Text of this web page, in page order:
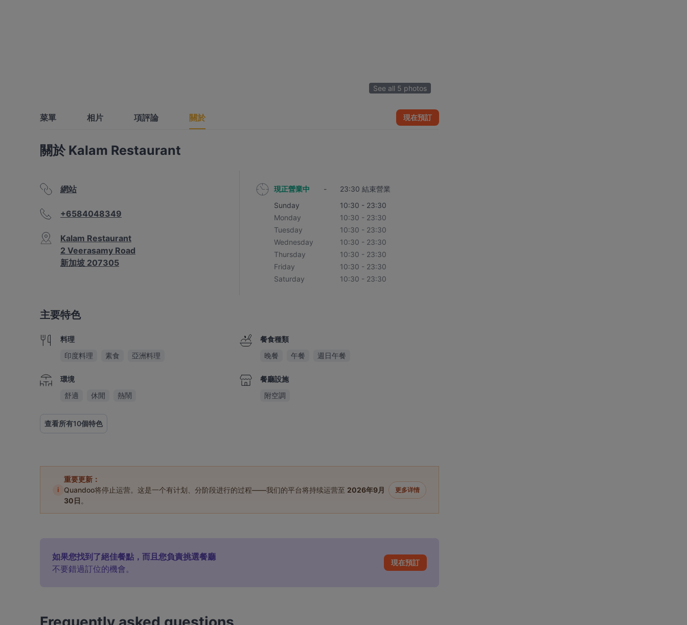
See all 5 photos
菜單 相片 項評論 關於 現在預訂
關於 Kalam Restaurant
網站
+6584048349
Kalam Restaurant
2 Veerasamy Road
新加坡 207305
現正營業中 -
23:30 結束營業
Sunday
10:30 - 23:30
Monday
10:30 - 23:30
Tuesday
10:30 - 23:30
Wednesday
10:30 - 23:30
Thursday
10:30 - 23:30
Friday
10:30 - 23:30
Saturday
10:30 - 23:30
主要特色
料理
印度料理
素食 亞洲料理
環境
舒適
休閒 熱鬧
餐食種類
晚餐
午餐 週日午餐
餐廳設施
附空調
查看所有10個特色
i
重要更新：
Quandoo将停止运营。这是一个有计划、分阶段进行的过程——我们的平台将持续运营至 2026年9月
30日 。
更多详情
如果您找到了絕佳餐點，而且您負責挑選餐廳
不要錯過訂位的機會。
現在預訂